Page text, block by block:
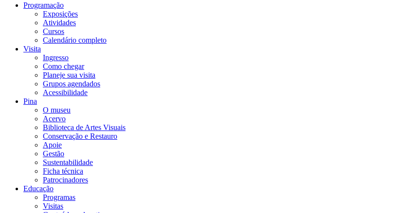
Programação
Exposições
Atividades
Cursos
Calendário completo
Visita
Ingresso
Como chegar
Planeje sua visita
Grupos agendados
Acessibilidade
Pina
O museu
Acervo
Biblioteca de Artes Visuais
Conservação e Restauro
Apoie
Gestão
Sustentabilidade
Ficha técnica
Patrocinadores
Educação
Programas
Visitas